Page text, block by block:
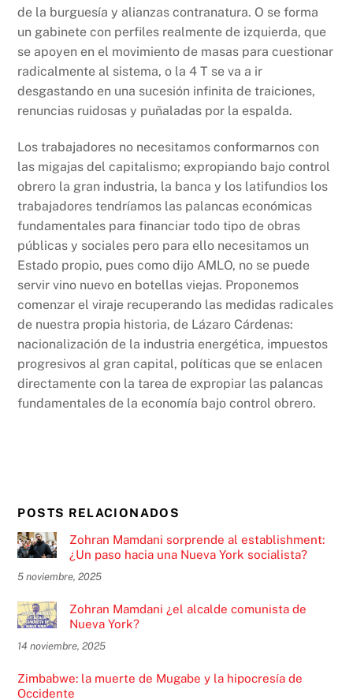
de la burguesía y alianzas contranatura. O se forma
un gabinete con perfiles realmente de izquierda, que
se apoyen en el movimiento de masas para cuestionar
radicalmente al sistema, o la 4 T se va a ir
desgastando en una sucesión infinita de traiciones,
renuncias ruidosas y puñaladas por la espalda.
Los trabajadores no necesitamos conformarnos con
las migajas del capitalismo; expropiando bajo control
obrero la gran industria, la banca y los latifundios los
trabajadores tendríamos las palancas económicas
fundamentales para financiar todo tipo de obras
públicas y sociales pero para ello necesitamos un
Estado propio, pues como dijo AMLO, no se puede
servir vino nuevo en botellas viejas. Proponemos
comenzar el viraje recuperando las medidas radicales
de nuestra propia historia, de Lázaro Cárdenas:
nacionalización de la industria energética, impuestos
progresivos al gran capital, políticas que se enlacen
directamente con la tarea de expropiar las palancas
fundamentales de la economía bajo control obrero.
POSTS RELACIONADOS
Zohran Mamdani sorprende al establishment:
¿Un paso hacia una Nueva York socialista?
5 noviembre, 2025
Zohran Mamdani ¿el alcalde comunista de
Nueva York?
14 noviembre, 2025
Zimbabwe: la muerte de Mugabe y la hipocresía de
Occidente